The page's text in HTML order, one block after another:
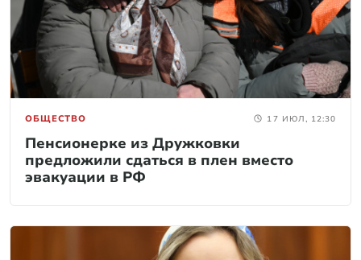
ОБЩЕСТВО 17 ИЮЛ, 12:30
Пенсионерке из Дружковки
предложили сдаться в плен вместо
эвакуации в РФ